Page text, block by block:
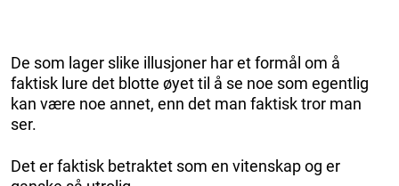
De som lager slike illusjoner har et formål om å
faktisk lure det blotte øyet til å se noe som egentlig
kan være noe annet, enn det man faktisk tror man
ser.
Det er faktisk betraktet som en vitenskap og er